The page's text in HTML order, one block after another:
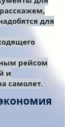
для
рейсом
и
самолет.